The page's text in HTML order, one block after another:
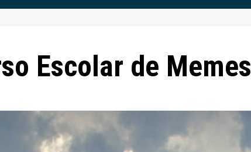
Escolar de Memes